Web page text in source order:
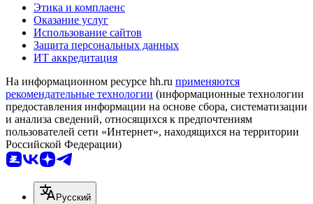
Этика и комплаенс
Оказание услуг
Использование сайтов
Защита персональных данных
ИТ аккредитация
На информационном ресурсе hh.ru применяются
рекомендательные технологии (информационные технологии
предоставления информации на основе сбора, систематизации
и анализа сведений, относящихся к предпочтениям
пользователей сети «Интернет», находящихся на территории
Российской Федерации)
Русский